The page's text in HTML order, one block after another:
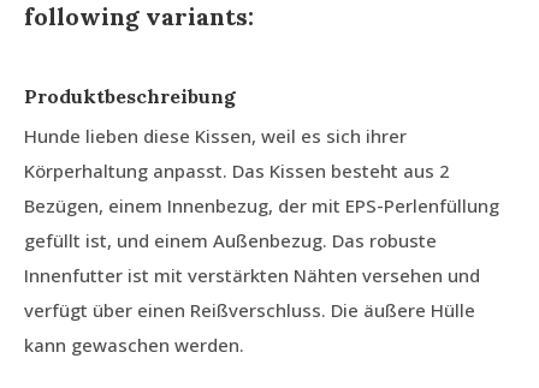
following variants:
Produktbeschreibung
Hunde lieben diese Kissen, weil es sich ihrer
Körperhaltung anpasst. Das Kissen besteht aus 2
Bezügen, einem Innenbezug, der mit EPS-Perlenfüllung
gefüllt ist, und einem Außenbezug. Das robuste
Innenfutter ist mit verstärkten Nähten versehen und
verfügt über einen Reißverschluss. Die äußere Hülle
kann gewaschen werden.